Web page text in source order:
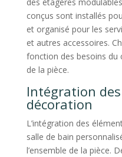
conçus sont installés
et organisé pour les
et autres accessoires.
fonction des besoins du
de la pièce.
Intégration
décoration
L’intégration des
salle de bain
l’ensemble de la pièce.